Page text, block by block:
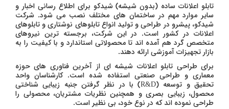
تابلو اعلانات ساده (بدون شیشه) شیدکو برای اطلاع رسانی اخبار و
سایر موارد مهم در ساختمان های مختلف نصب می شود. شرکت
شیدکو، پیشرو در طراحی و تولید انواع تابلوهای نوشتاری و تابلوهای
اعلانات در کشور است. در این شرکت، برجسته ترین نیروهای
متخصص گرد هم آمده اند تا محصولاتی استاندارد و با کیفیت را به
بازار تجهیزات آموزشی ارائه دهند.
برای طراحی تابلو اعلانات شیشه ای از آخرین فناوری های حوزه
معماری و طراحی صنعتی استفاده شده است. کارشناسان واحد
تحقیق و توسعه (R&D) با در نظر گرفتن جنبه زیبایی شناختی
محصول، زیبایی بصری و همچنین نظریات مشتریان، محصولی را
طراحی نموده اند که در نوع خود، بی نظیر است.